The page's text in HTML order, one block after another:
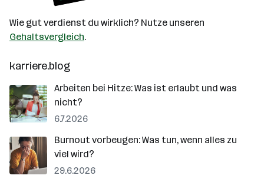
Wie gut verdienst du wirklich? Nutze unseren
Gehaltsvergleich.
karriere.blog
Arbeiten bei Hitze: Was ist erlaubt und was
nicht?
6.7.2026
Burnout vorbeugen: Was tun, wenn alles zu
viel wird?
29.6.2026